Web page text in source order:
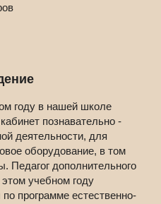
году в нашей школе
познавательно -
деятельности, для
оборудование, в том
Педагог дополнительного
учебном году
программе естественно-